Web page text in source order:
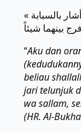
« أَنَا وَكَافِلُ الْيَتِيمِ فِى الْجَنَّةِ هكَذَا: وأشار بالسبابة
بينهما شيئاً
“Aku dan
beliau
jari telunjuk
wa sallam,
(HR. Al-